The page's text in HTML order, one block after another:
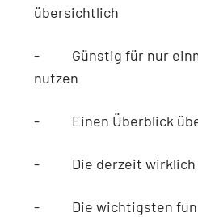
übersichtlich
- Günstig für nur
nutzen
- Einen Überblick über
- Die derzeit wirklich
- Die wichtigsten